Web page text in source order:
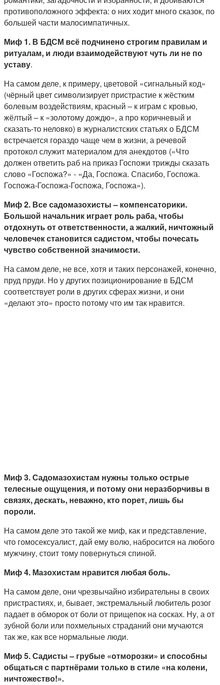
противоположного эффекта: о них ходит много сказок, по
большей части малосимпатичных.
Миф 1. В БДСМ всё подчинено строгим правилам и
ритуалам, и люди взаимодействуют чуть ли не по
уставу.
На самом деле, к примеру, цветовой «сигнальный код»
(чёрный цвет символизирует пристрастие к жёстким
болевым воздействиям, красный – к играм с кровью,
жёлтый – к «золотому дождю», а про коричневый и
сказать-то неловко) в журналистских статьях о БДСМ
встречается гораздо чаще чем в жизни, а речевой
протокол служит материалом для анекдотов («Что
должен ответить раб на приказ Госпожи трижды сказать
слово «Госпожа?» - «Да, Госпожа. Спасибо, Госпожа.
Госпожа-Госпожа-Госпожа, Госпожа»).
Миф 2. Все садомазохисты – компенсаторики.
Большой начальник играет роль раба, чтобы
отдохнуть от ответственности, а жалкий, ничтожный
человечек становится садистом, чтобы почесать
чувство собственной значимости.
На самом деле, не все, хотя и таких персонажей, конечно,
пруд пруди. Но у других позиционирование в БДСМ
соответствует роли в других сферах жизни, и они
«делают это» просто потому что им так нравится.
Миф 3. Садомазохистам нужны только острые
телесные ощущения, и потому они неразборчивы в
связях, дескать, неважно, кто порет, лишь бы
пороли.
На самом деле это такой же миф, как и представление,
что гомосексуалист, дай ему волю, набросится на любого
мужчину, стоит тому повернуться спиной.
Миф 4. Мазохистам нравится любая боль.
На самом деле, они чрезвычайно избирательны в своих
пристрастиях, и, бывает, экстремальный любитель розог
падает в обморок от боли от прищепок на сосках. Ну, а от
зубной боли или похмельных страданий они мучаются
так же, как все нормальные люди.
Миф 5. Садисты – грубые «отморозки» и способны
общаться с партнёрами только в стиле «на колени,
ничтожество!».